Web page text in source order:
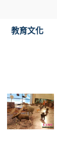
教育文化